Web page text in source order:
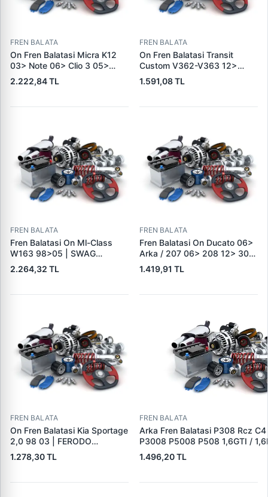
FREN BALATA
On Fren Balatasi Micra K12
03> Note 06> Clio 3 05>
Modus 04> Duster 10>
Logan 04> Dokker 12> G:116
DELPHI LP5005EV | OEM
2.222,84 TL
FREN BALATA
On Fren Balatasi Transit
Custom V362-V363 12>
(Arka Tek Teker) | SKF VKBP
80029 E | OEM BK21 2K021
1.591,08 TL
FREN BALATA
Fren Balatasi On Ml-Class
W163 98>05 | SWAG
10916410 | OEM
A1634201220
2.264,32 TL
FREN BALATA
Fren Balatasi On Ducato 06>
Arka / 207 06> 208 12> 301
12> 307 00> 1007 05> 2008
13> Partner 96> Par | FEBI
1.419,91 TL
FREN BALATA
On Fren Balatasi Kia Sportage
2,0 98 03 | FERODO
FDB1536 | OEM
0K0453323Z
1.278,30 TL
FREN BALATA
Arka Fren Balatasi P308 Rcz
P3008 P5008 P508 1,6GTI /
2,0HDI 07 / 10> | TRW
1.496,20 TL